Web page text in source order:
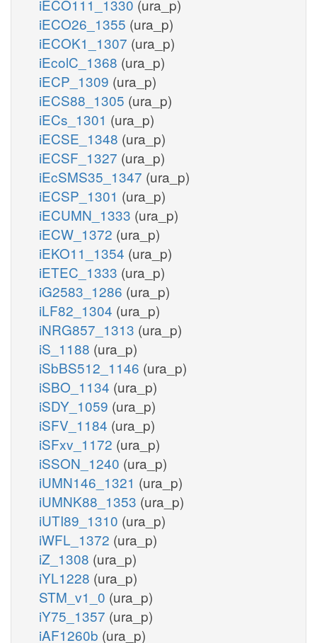
iECO111_1330 (ura_p)
iECO26_1355 (ura_p)
iECOK1_1307 (ura_p)
iEcolC_1368 (ura_p)
iECP_1309 (ura_p)
iECS88_1305 (ura_p)
iECs_1301 (ura_p)
iECSE_1348 (ura_p)
iECSF_1327 (ura_p)
iEcSMS35_1347 (ura_p)
iECSP_1301 (ura_p)
iECUMN_1333 (ura_p)
iECW_1372 (ura_p)
iEKO11_1354 (ura_p)
iETEC_1333 (ura_p)
iG2583_1286 (ura_p)
iLF82_1304 (ura_p)
iNRG857_1313 (ura_p)
iS_1188 (ura_p)
iSbBS512_1146 (ura_p)
iSBO_1134 (ura_p)
iSDY_1059 (ura_p)
iSFV_1184 (ura_p)
iSFxv_1172 (ura_p)
iSSON_1240 (ura_p)
iUMN146_1321 (ura_p)
iUMNK88_1353 (ura_p)
iUTI89_1310 (ura_p)
iWFL_1372 (ura_p)
iZ_1308 (ura_p)
iYL1228 (ura_p)
STM_v1_0 (ura_p)
iY75_1357 (ura_p)
iAF1260b (ura_p)